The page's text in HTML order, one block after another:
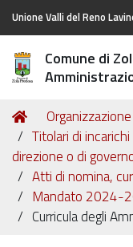
Unione Valli del Reno
Comune di
Tu
sei
qui:
Home
Organizzazione
Titolari di
direzione o di
Atti di nomina,
Mandato 2024-
Curricula degli